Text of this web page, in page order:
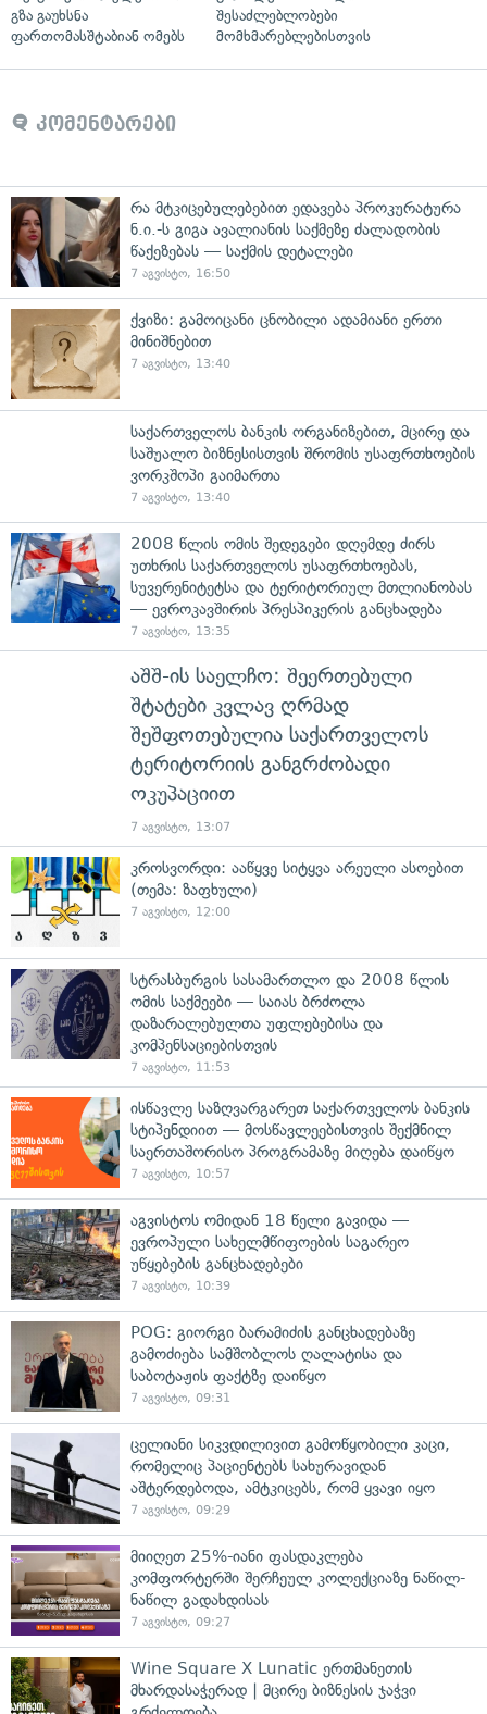
გზა გაუხსნა
ფართომასშტაბიან ომებს
შესაძლებლობები
მომხმარებლებისთვის
კომენტარები
რა მტკიცებულებებით ედავება პროკურატურა
ნ.ი.-ს გიგა ავალიანის საქმეზე ძალადობის
წაქეზებას — საქმის დეტალები
7 აგვისტო, 16:50
ქვიზი: გამოიცანი ცნობილი ადამიანი ერთი
მინიშნებით
7 აგვისტო, 13:40
საქართველოს ბანკის ორგანიზებით, მცირე და
საშუალო ბიზნესისთვის შრომის უსაფრთხოების
ვორკშოპი გაიმართა
7 აგვისტო, 13:40
2008 წლის ომის შედეგები დღემდე ძირს
უთხრის საქართველოს უსაფრთხოებას,
სუვერენიტეტსა და ტერიტორიულ მთლიანობას
— ევროკავშირის პრესპიკერის განცხადება
7 აგვისტო, 13:35
აშშ-ის საელჩო: შეერთებული
შტატები კვლავ ღრმად
შეშფოთებულია საქართველოს
ტერიტორიის განგრძობადი
ოკუპაციით
7 აგვისტო, 13:07
კროსვორდი: ააწყვე სიტყვა არეული ასოებით
(თემა: ზაფხული)
7 აგვისტო, 12:00
სტრასბურგის სასამართლო და 2008 წლის
ომის საქმეები — საიას ბრძოლა
დაზარალებულთა უფლებებისა და
კომპენსაციებისთვის
7 აგვისტო, 11:53
ისწავლე საზღვარგარეთ საქართველოს ბანკის
სტიპენდიით — მოსწავლეებისთვის შექმნილ
საერთაშორისო პროგრამაზე მიღება დაიწყო
7 აგვისტო, 10:57
აგვისტოს ომიდან 18 წელი გავიდა —
ევროპული სახელმწიფოების საგარეო
უწყებების განცხადებები
7 აგვისტო, 10:39
POG: გიორგი ბარამიძის განცხადებაზე
გამოძიება სამშობლოს ღალატისა და
საბოტაჟის ფაქტზე დაიწყო
7 აგვისტო, 09:31
ცელიანი სიკვდილივით გამოწყობილი კაცი,
რომელიც პაციენტებს სახურავიდან
აშტერდებოდა, ამტკიცებს, რომ ყვავი იყო
7 აგვისტო, 09:29
მიიღეთ 25%-იანი ფასდაკლება
კომფორტერში შერჩეულ კოლექციაზე ნაწილ-
ნაწილ გადახდისას
7 აგვისტო, 09:27
Wine Square X Lunatic ერთმანეთის
მხარდასაჭერად | მცირე ბიზნესის ჯაჭვი